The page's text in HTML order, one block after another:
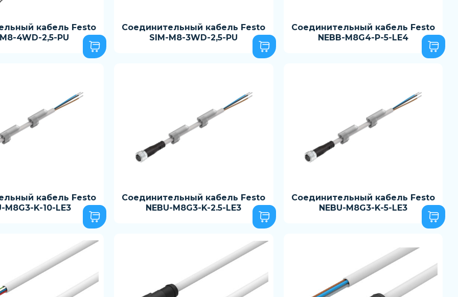
кабель Festo
4WD-2,5-PU
Соединительный кабель Festo
SIM-M8-3WD-2,5-PU
Соединительный кабель Festo
NEBB-M8G4-P-5-LE4
кабель Festo
M8G3-K-10-LE3
Соединительный кабель Festo
NEBU-M8G3-K-2.5-LE3
Соединительный кабель Festo
NEBU-M8G3-K-5-LE3